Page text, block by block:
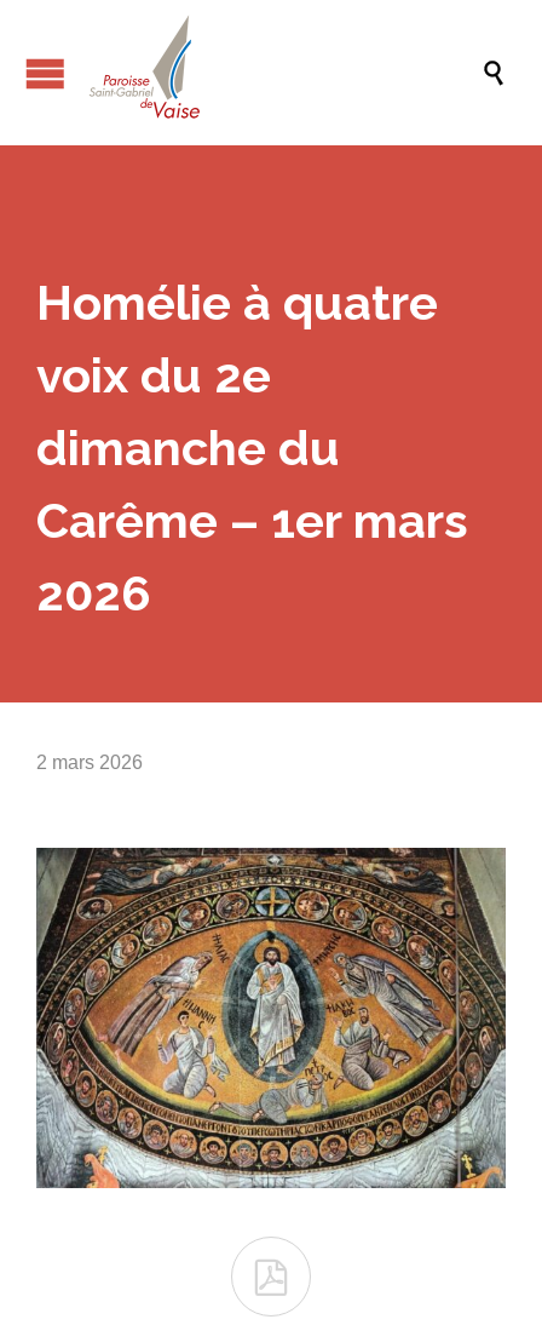

Homélie à quatre
voix du 2e
dimanche du
Carême – 1er mars
2026
2 mars 2026
